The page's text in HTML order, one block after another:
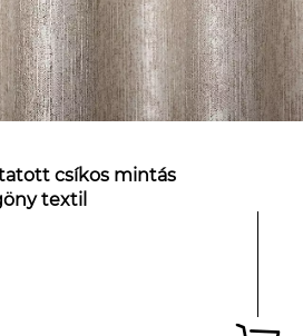
csíkos mintás
textil